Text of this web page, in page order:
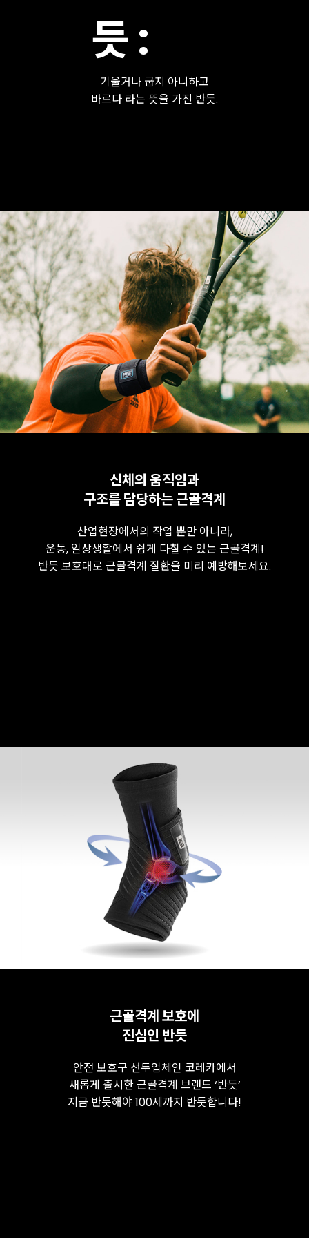
듯 :
기울거나 굽지 아니하고
바르다 라는 뜻을 가진 반듯.
신체의 움직임과
구조를 담당하는 근골격계
산업현장에서의 작업 뿐만 아니라,
운동, 일상생활에서 쉽게 다칠 수 있는 근골격계!
반듯 보호대로 근골격계 질환을 미리 예방해보세요.
근골격계 보호에
진심인 반듯
안전 보호구 선두업체인 코레카에서
새롭게 출시한 근골격계 브랜드 ‘반듯’
지금 반듯해야 100세까지 반듯합니다!